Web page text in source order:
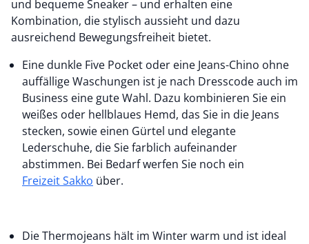
und bequeme Sneaker – und erhalten eine
Kombination, die stylisch aussieht und dazu
ausreichend Bewegungsfreiheit bietet.
Eine dunkle Five Pocket oder eine Jeans-Chino ohne
auffällige Waschungen ist je nach Dresscode auch im
Business eine gute Wahl. Dazu kombinieren Sie ein
weißes oder hellblaues Hemd, das Sie in die Jeans
stecken, sowie einen Gürtel und elegante
Lederschuhe, die Sie farblich aufeinander
abstimmen. Bei Bedarf werfen Sie noch ein
Freizeit Sakko über.
Die Thermojeans hält im Winter warm und ist ideal